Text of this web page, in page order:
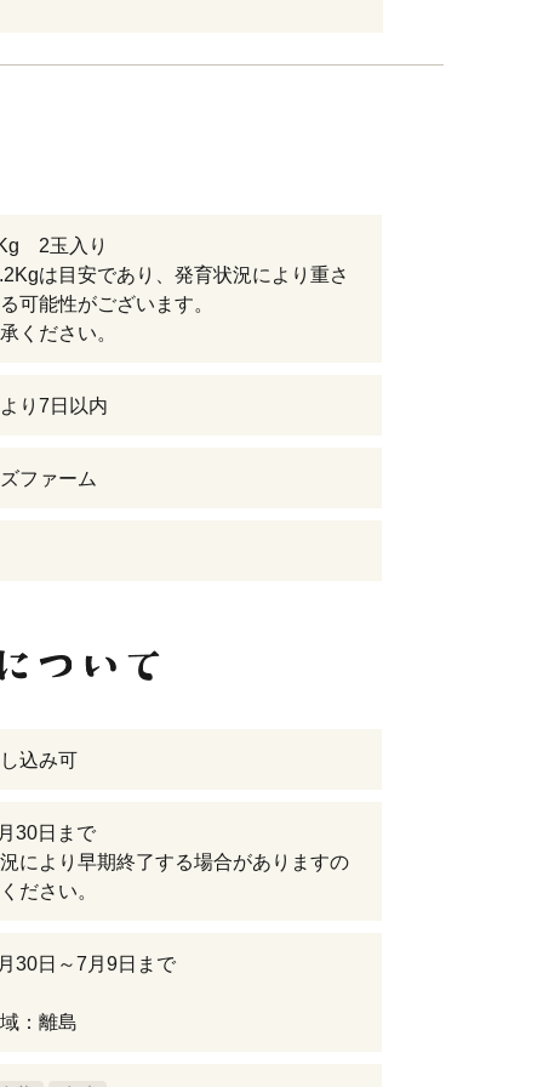
2玉入り
は目安であり、発育状況により重さ
可能性がございます。
ください。
り7日以内
ファーム
込み可
30日まで
により早期終了する場合がありますの
ださい。
30日～7月9日まで
：離島